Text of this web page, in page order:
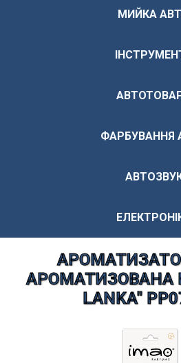
МИЙКА
ФАРБУВАННЯ
АРОМАТИЗОВАНА
LANKA"